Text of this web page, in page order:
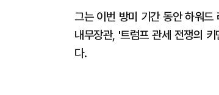
그는 이번 방미 기간 동안 하워드
내무장관, '트럼프 관세 전쟁의
다.